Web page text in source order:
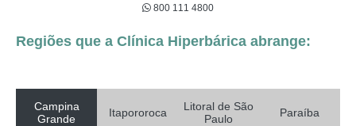
800 111 4800
Regiões que a Clínica Hiperbárica abrange:
Campina
Grande
Itapororoca
Litoral de São
Paulo
Paraíba